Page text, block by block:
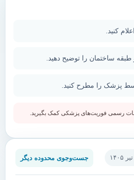
جست‌وجوی محدوده دیگر
کنید.
ساختمان را توضیح دهید.
پزشک را مطرح کنید.
رسمی فوریت‌های پزشکی کمک بگیرید.